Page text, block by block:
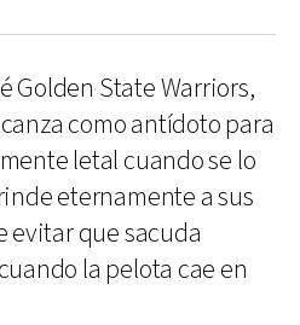
Golden State Warriors,
como antídoto para
letal cuando se lo
eternamente a sus
evitar que sacuda
la pelota cae en